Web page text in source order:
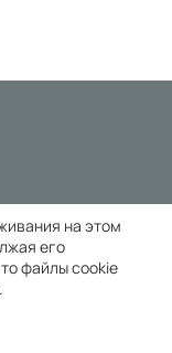
на этом
его
файлы cookie